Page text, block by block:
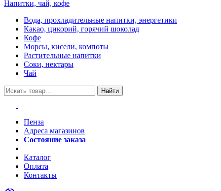
Напитки, чай, кофе
Вода, прохладительные напитки, энергетики
Какао, цикорий, горячий шоколад
Кофе
Морсы, кисели, компоты
Растительные напитки
Соки, нектары
Чай
Найти
Пенза
Адреса магазинов
Состояние заказа
Каталог
Оплата
Контакты